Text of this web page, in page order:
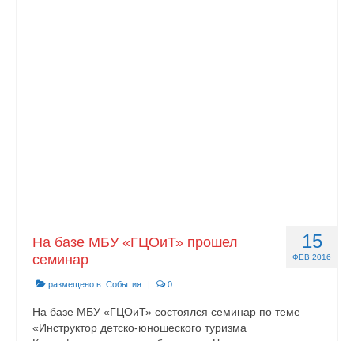
15
ФЕВ 2016
На базе МБУ «ГЦОиТ» прошел
семинар
размещено в: События | 0
На базе МБУ «ГЦОиТ» состоялся семинар по теме
«Инструктор детско-юношеского туризма